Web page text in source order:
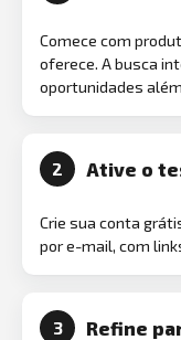
Comece com
oferece. A busca
oportunidades
2 Ative o
Crie sua conta
por e-mail, com
3 Refine